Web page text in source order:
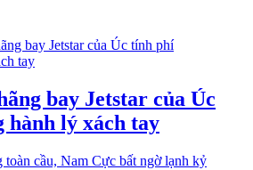
bay Jetstar của Úc
hành lý xách tay